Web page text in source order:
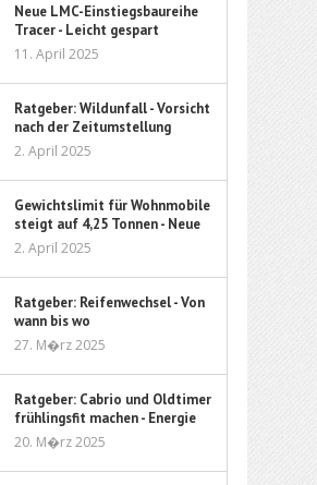
Neue LMC-Einstiegsbaureihe
Tracer - Leicht gespart
11. April 2025
Ratgeber: Wildunfall - Vorsicht
nach der Zeitumstellung
2. April 2025
Gewichtslimit für Wohnmobile
steigt auf 4,25 Tonnen - Neue
Führerschein-Richtlinie ebnet
den Weg
2. April 2025
Ratgeber: Reifenwechsel - Von
wann bis wo
27. M�rz 2025
Ratgeber: Cabrio und Oldtimer
frühlingsfit machen - Energie
und Flüssigkeit
20. M�rz 2025